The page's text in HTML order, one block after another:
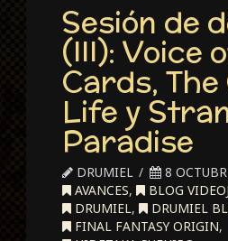
Sesión de
(III): Voice
Cards, The
Life y
Paradise
DRUMIEL
8
AVANCES, BLOG
DRUMIEL, DRUMIEL
FINAL FANTASY ORIGIN,